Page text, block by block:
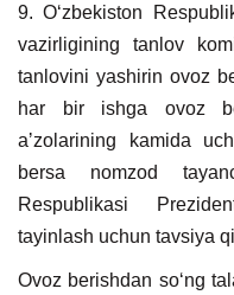
9. Oʻzbekiston
vazirligining tanlov
tanlovini yashirin ovoz
har bir ishga ovoz
aʼzolarining kamida
bersa nomzod
Respublikasi
tayinlash uchun tavsiya
Ovoz berishdan soʻng